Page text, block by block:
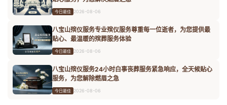
今日最佳 2026-08-06
八宝山殡仪服务专业殡仪服务尊重每一位逝者，为您提供最
贴心、最温暖的殡葬服务体验
今日最佳 2026-08-06
八宝山殡仪服务24小时白事丧葬服务紧急响应，全天候贴心
服务，为您解除燃眉之急
今日最佳 2026-08-06